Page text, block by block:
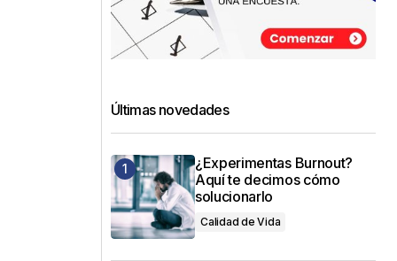
Últimas novedades
¿Experimentas Burnout?
Aquí te decimos cómo
solucionarlo
Calidad de Vida